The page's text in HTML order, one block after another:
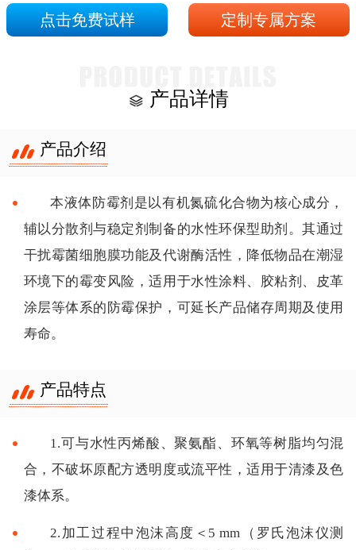
点击免费试样 定制专属方案
产品详情
产品介绍
本液体防霉剂是以有机氮硫化合物为核心成分，
辅以分散剂与稳定剂制备的水性环保型助剂。其通过
干扰霉菌细胞膜功能及代谢酶活性，降低物品在潮湿
环境下的霉变风险，适用于水性涂料、胶粘剂、皮革
涂层等体系的防霉保护，可延长产品储存周期及使用
寿命。
产品特点
1.可与水性丙烯酸、聚氨酯、环氧等树脂均匀混
合，不破坏原配方透明度或流平性，适用于清漆及色
漆体系。
2.加工过程中泡沫高度＜5 mm（罗氏泡沫仪测